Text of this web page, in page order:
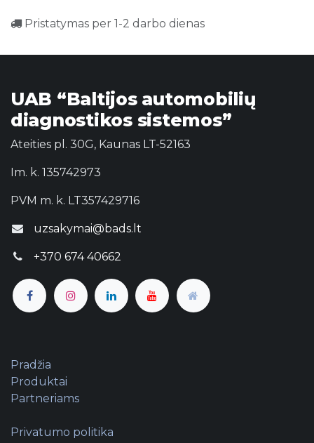
Pristatymas per 1-2 darbo dienas
UAB “Baltijos automobilių
diagnostikos sistemos”
Ateities pl. 30G, Kaunas LT-52163
Im. k. 135742973
PVM m. k. LT357429716
uzsakymai@bads.lt
+370 674 40662
Pradžia
Produktai
Partneriams
Privatumo politika